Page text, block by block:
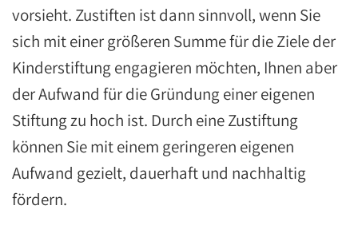
vorsieht. Zustiften ist dann sinnvoll, wenn Sie
sich mit einer größeren Summe für die Ziele der
Kinderstiftung engagieren möchten, Ihnen aber
der Aufwand für die Gründung einer eigenen
Stiftung zu hoch ist. Durch eine Zustiftung
können Sie mit einem geringeren eigenen
Aufwand gezielt, dauerhaft und nachhaltig
fördern.